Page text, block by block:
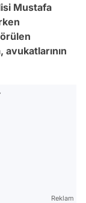
Mustafa
Reklam